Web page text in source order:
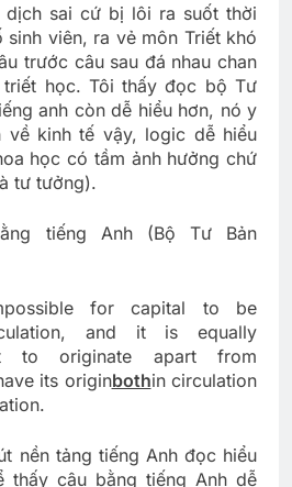
sai cứ bị lôi ra suốt thời
viên, ra vẻ môn Triết khó
trước câu sau đá nhau chan
học. Tôi thấy đọc bộ Tư
anh còn dễ hiểu hơn, nó y
về kinh tế vậy, logic dễ hiểu
học có tầm ảnh hưởng chứ
tư tưởng).
tiếng Anh (Bộ Tư Bản
for capital to be
and it is equally
to originate apart from
its originbothin circulation
nền tảng tiếng Anh đọc hiểu
thấy câu bằng tiếng Anh dễ